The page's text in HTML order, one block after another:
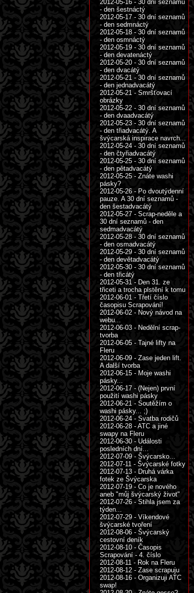
2012-05-16 - 30 dní seznamů
- den šestnáctý
2012-05-17 - 30 dní seznamů
- den sedmnáctý
2012-05-18 - 30 dní seznamů
- den osmnáctý
2012-05-19 - 30 dní seznamů
- den devatenáctý
2012-05-20 - 30 dní seznamů
- den dvacátý
2012-05-21 - 30 dní seznamů
- den jednadvacátý
2012-05-21 - Smršťovací
obrázky
2012-05-22 - 30 dní seznamů
- den dvaadvacátý
2012-05-23 - 30 dní seznamů
- den třiadvacátý. A
švýcarská inspirace navrch...
2012-05-24 - 30 dní seznamů
- den čtyřiadvacátý
2012-05-25 - 30 dní seznamů
- den pětadvacátý
2012-05-25 - Znáte washi
pásky?
2012-05-26 - Po dvoutýdenní
pauze. A 30 dní seznamů -
den šestadvacátý
2012-05-27 - Scrap-neděle a
30 dní seznamů - den
sedmadvacátý
2012-05-28 - 30 dní seznamů
- den osmadvacátý
2012-05-29 - 30 dní seznamů
- den devětadvacátý
2012-05-30 - 30 dní seznamů
- den třicátý
2012-05-31 - Den 31. ze
třiceti a trocha plstění k tomu
2012-06-01 - Třetí číslo
časopisu Scrapování!
2012-06-02 - Nový návod na
webu...
2012-06-03 - Nedělní scrap-
tvorba
2012-06-05 - Tajné lifty na
Fleru
2012-06-09 - Zase jeden lift.
A další tvorba
2012-06-15 - Moje washi
pásky...
2012-06-17 - (Nejen) první
použití washi pásky
2012-06-21 - Soutěžím o
washi pásky... ;)
2012-06-24 - Svatba rodičů
2012-06-28 - ATC a jiné
swapy na Fleru
2012-06-30 - Události
posledních dní...
2012-07-09 - Švýcarsko...
2012-07-11 - Švýcarské fotky
2012-07-13 - Druhá várka
fotek ze Švýcarska
2012-07-19 - Co je nového
aneb "můj švýcarský život"
2012-07-26 - Stihla jsem za
týden...
2012-07-29 - Víkendové
švýcarské tvoření
2012-08-06 - Švýcarský
cestovní deník
2012-08-10 - Časopis
Scrapování - 4. číslo
2012-08-11 - Rok na Fleru
2012-08-12 - Zase scrapuju
2012-08-16 - Organizuji ATC
swap!